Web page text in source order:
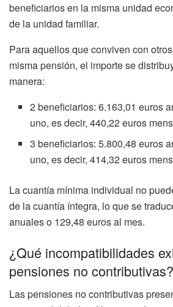
beneficiarios en la misma unidad
de la unidad familiar.
Para aquellos que conviven con
misma pensión, el importe se
manera:
2 beneficiarios: 6.163,01 euros
uno, es decir, 440,22 euros
3 beneficiarios: 5.800,48 euros
uno, es decir, 414,32 euros
La cuantía mínima individual no
de la cuantía íntegra, lo que se
anuales o 129,48 euros al mes.
¿Qué incompatibilidades
pensiones no contributivas?
Las pensiones no contributivas